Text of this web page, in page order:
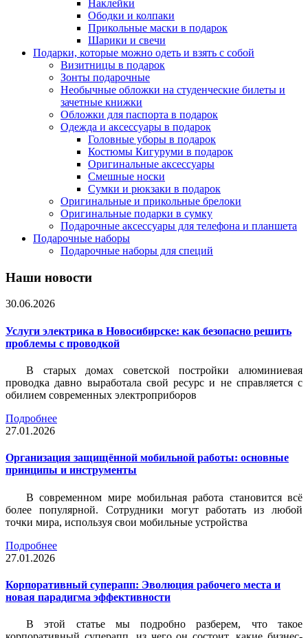
Наклейки
Ободки и колпаки
Прикольные маски в подарок
Шарики и свечи
Подарки, которые можно одеть и взять с собой
Визитницы в подарок
Зонты подарочные
Необычные обложки на студенческие билеты и
зачетные книжки
Обложки для паспорта в подарок
Одежда и аксессуары в подарок
Головные уборы в подарок
Костюмы Кигуруми в подарок
Оригинальные аксессуары
Смешные носки
Сумки и рюкзаки в подарок
Оригинальные и прикольные брелоки
Оригинальные подарки в сумку
Подарочные аксессуары для телефона и планшета
Подарочные наборы
Подарочные наборы для специй
Наши новости
30.06.2026
Услуги электрика в Новосибирске: как безопасно решить
проблемы с проводкой
В старых домах советской постройки алюминиевая
проводка давно выработала свой ресурс и не справляется с
обилием современных электроприборов
Подробнее
27.01.2026
Организация защищённой мобильной работы: основные
принципы и инструменты
В современном мире мобильная работа становится всё
более популярной. Сотрудники могут работать из любой
точки мира, используя свои мобильные устройства
Подробнее
27.01.2026
Корпоративный суперапп: Эволюция рабочего места и
новая парадигма эффективности
В этой статье мы подробно разберем, что такое